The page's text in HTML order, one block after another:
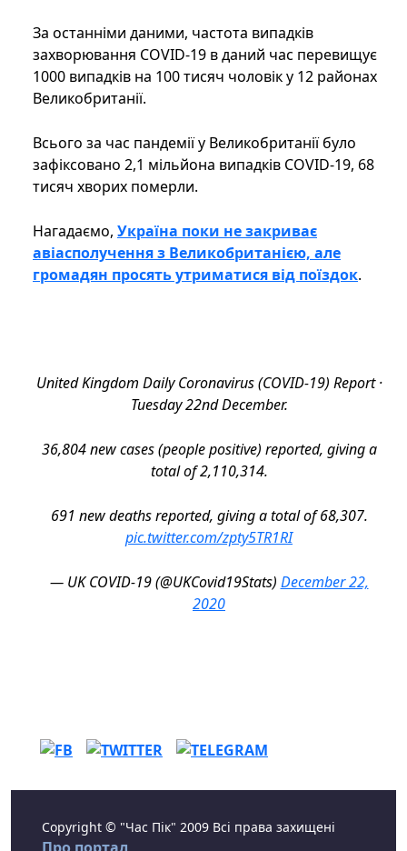
За останніми даними, частота випадків
захворювання COVID-19 в даний час перевищує
1000 випадків на 100 тисяч чоловік у 12 районах
Великобританії.
Всього за час пандемії у Великобританії було
зафіксовано 2,1 мільйона випадків COVID-19, 68
тисяч хворих померли.
Нагадаємо, Україна поки не закриває
авіасполучення з Великобританією, але
громадян просять утриматися від поїздок.
United Kingdom Daily Coronavirus (COVID-19) Report ·
Tuesday 22nd December.
36,804 new cases (people positive) reported, giving a
total of 2,110,314.
691 new deaths reported, giving a total of 68,307.
pic.twitter.com/zpty5TR1RI
— UK COVID-19 (@UKCovid19Stats) December 22,
2020
Copyright © "Час Пік" 2009 Всі права захищені